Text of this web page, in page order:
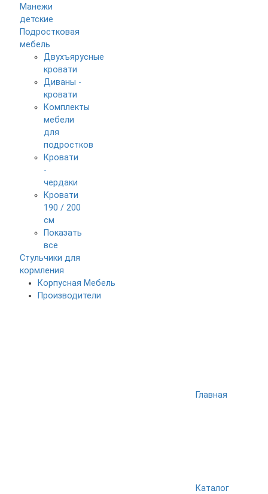
Манежи
детские
Подростковая
мебель
Двухъярусные
кровати
Диваны -
кровати
Комплекты
мебели
для
подростков
Кровати
-
чердаки
Кровати
190 / 200
см
Показать
все
Стульчики для
кормления
Корпусная Мебель
Производители
Главная
Каталог